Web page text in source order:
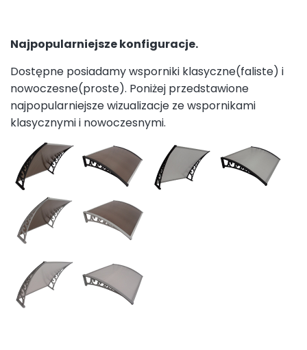
Najpopularniejsze konfiguracje.
Dostępne posiadamy wsporniki klasyczne(faliste) i
nowoczesne(proste). Poniżej przedstawione
najpopularniejsze wizualizacje ze wspornikami
klasycznymi i nowoczesnymi.